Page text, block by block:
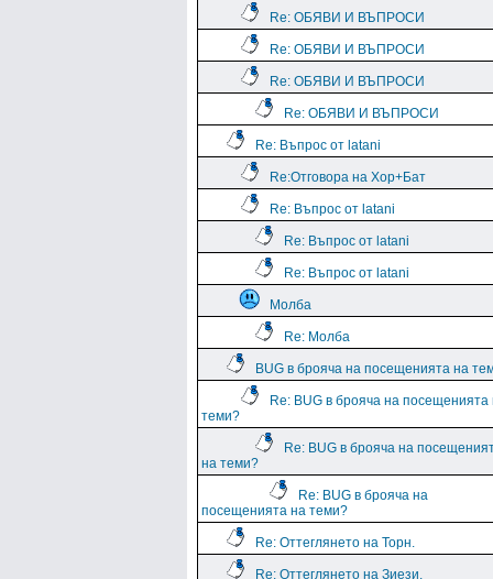
Re: ОБЯВИ И ВЪПРОСИ
Re: ОБЯВИ И ВЪПРОСИ
Re: ОБЯВИ И ВЪПРОСИ
Re: ОБЯВИ И ВЪПРОСИ
Re: Въпрос от latani
Re:Отговора на Хор+Бат
Re: Въпрос от latani
Re: Въпрос от latani
Re: Въпрос от latani
Молба
Re: Молба
BUG в брояча на посещенията на
Re: BUG в брояча на посещенията
теми?
Re: BUG в брояча на
на теми?
Re: BUG в брояча на
посещенията на теми?
Re: Оттеглянето на Торн.
Re: Оттеглянето на Зиези.